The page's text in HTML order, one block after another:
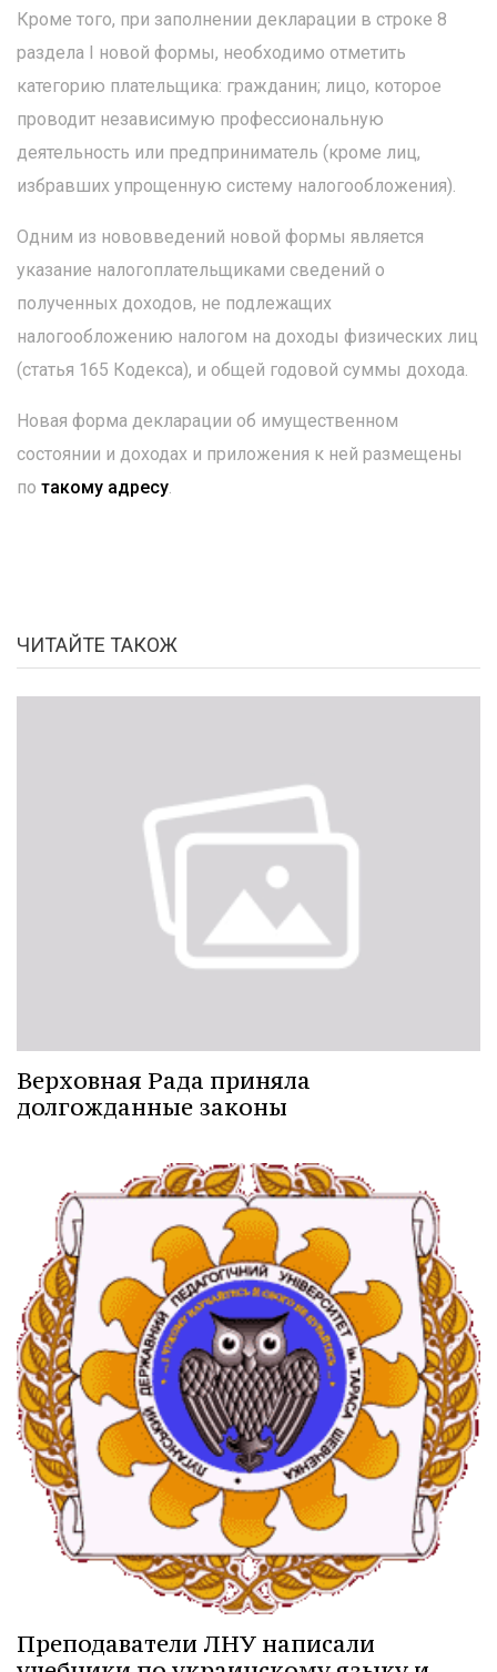
Кроме того, при заполнении декларации в строке 8
раздела I новой формы, необходимо отметить
категорию плательщика: гражданин; лицо, которое
проводит независимую профессиональную
деятельность или предприниматель (кроме лиц,
избравших упрощенную систему налогообложения).
Одним из нововведений новой формы является
указание налогоплательщиками сведений о
полученных доходов, не подлежащих
налогообложению налогом на доходы физических лиц
(статья 165 Кодекса), и общей годовой суммы дохода.
Новая форма декларации об имущественном
состоянии и доходах и приложения к ней размещены
по такому адресу.
ЧИТАЙТЕ ТАКОЖ
Верховная Рада приняла
долгожданные законы
Преподаватели ЛНУ написали